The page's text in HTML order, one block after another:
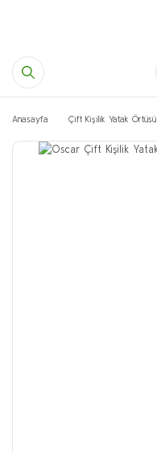
Anasayfa Çift Kişilik Yatak Örtüsü